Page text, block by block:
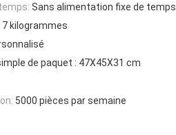
Sans alimentation fixe de temps
kilogrammes
de paquet : 47X45X31 cm
5000 pièces par semaine